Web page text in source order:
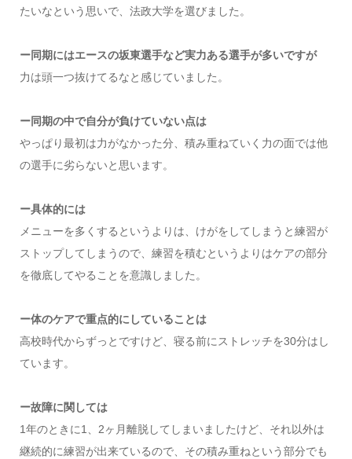
たいなという思いで、法政大学を選びました。
ー同期にはエースの坂東選手など実力ある選手が多いですが
力は頭一つ抜けてるなと感じていました。
ー同期の中で自分が負けていない点は
やっぱり最初は力がなかった分、積み重ねていく力の面では他
の選手に劣らないと思います。
ー具体的には
メニューを多くするというよりは、けがをしてしまうと練習が
ストップしてしまうので、練習を積むというよりはケアの部分
を徹底してやることを意識しました。
ー体のケアで重点的にしていることは
高校時代からずっとですけど、寝る前にストレッチを30分はし
ています。
ー故障に関しては
1年のときに1、2ヶ月離脱してしまいましたけど、それ以外は
継続的に練習が出来ているので、その積み重ねという部分でも